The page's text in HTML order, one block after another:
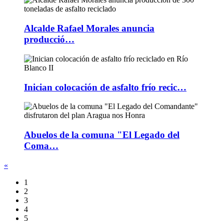
Alcalde Rafael Morales anuncia
producció…
Inician colocación de asfalto frío recic…
Abuelos de la comuna "El Legado del
Coma…
«
1
2
3
4
5